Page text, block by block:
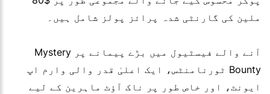
ملین کی گارنٹی شدہ پرائز پولز شامل ہیں۔
آنے والے فیسٹیول میں بڑے پیمانے پر Mystery
Bounty ٹورنامنٹس، ایک اعلیٰ قدر والی وارم اپ
ایونٹ، اور خاص طور پر ناک آؤٹ ماہرین کے لیے